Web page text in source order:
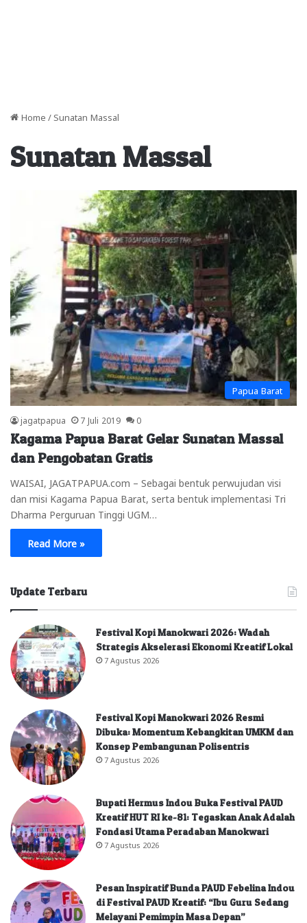
Home / Sunatan Massal
Sunatan Massal
Papua Barat
jagatpapua 7 Juli 2019 0
Kagama Papua Barat Gelar Sunatan Massal
dan Pengobatan Gratis
WAISAI, JAGATPAPUA.com – Sebagai bentuk perwujudan visi
dan misi Kagama Papua Barat, serta bentuk implementasi Tri
Dharma Perguruan Tinggi UGM…
Read More »
Update Terbaru
Festival Kopi Manokwari 2026: Wadah
Strategis Akselerasi Ekonomi Kreatif Lokal
7 Agustus 2026
Festival Kopi Manokwari 2026 Resmi
Dibuka: Momentum Kebangkitan UMKM dan
Konsep Pembangunan Polisentris
7 Agustus 2026
Bupati Hermus Indou Buka Festival PAUD
Kreatif HUT RI ke-81: Tegaskan Anak Adalah
Fondasi Utama Peradaban Manokwari
7 Agustus 2026
Pesan Inspiratif Bunda PAUD Febelina Indou
di Festival PAUD Kreatif: “Ibu Guru Sedang
Melayani Pemimpin Masa Depan”